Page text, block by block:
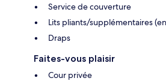
Service de couverture
Lits pliants/supplémentaires
Draps
Faites-vous plaisir
Cour privée